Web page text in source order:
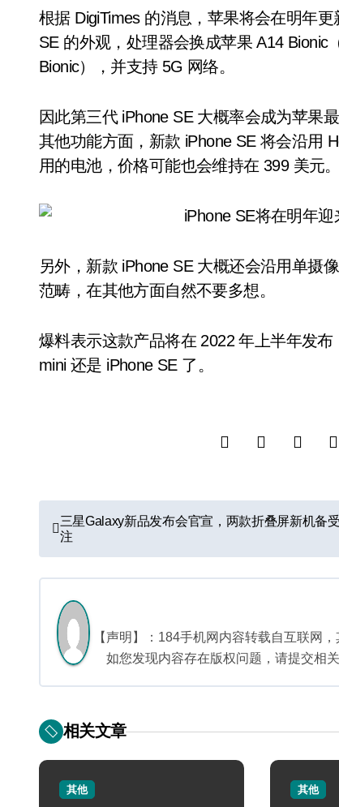
根据 DigiTimes 的消息，苹果将会在明年
SE 的外观，处理器会换成苹果 A14 Bionic
Bionic），并支持 5G 网络。
因此第三代 iPhone SE 大概率会成为苹果
其他功能方面，新款 iPhone SE 将会沿用
用的电池，价格可能也会维持在 399 美元。
另外，新款 iPhone SE 大概还会沿用单摄
范畴，在其他方面自然不要多想。
爆料表示这款产品将在 2022 年上半年发
mini 还是 iPhone SE 了。
文
章
导
航
三星Galaxy新品发布会官宣，两款折叠屏新机备
注
【声明】：184手机网内容转载自互联网
如您发现内容存在版权问题，请提交相
相关文章
其他 其他